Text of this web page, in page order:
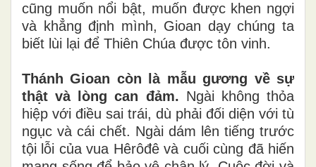
cũng muốn nổi bật, muốn được khen ngợi
và khẳng định mình, Gioan dạy chúng ta
biết lùi lại để Thiên Chúa được tôn vinh.
Thánh Gioan còn là mẫu gương về sự
thật và lòng can đảm. Ngài không thỏa
hiệp với điều sai trái, dù phải đối diện với tù
ngục và cái chết. Ngài dám lên tiếng trước
tội lỗi của vua Hêrôđê và cuối cùng đã hiến